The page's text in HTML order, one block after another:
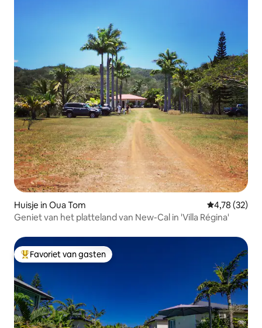
Huisje in Oua Tom Gemiddelde
4,78 (32)
Geniet van het platteland van New-Cal in 'Villa Régina'
Topfavoriet van gasten
Favoriet van gasten